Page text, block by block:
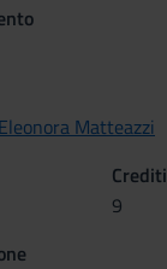
Eleonora Matteazzi
Crediti
9